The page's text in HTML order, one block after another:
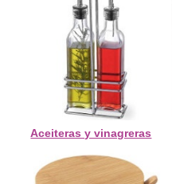
Aceiteras y vinagreras